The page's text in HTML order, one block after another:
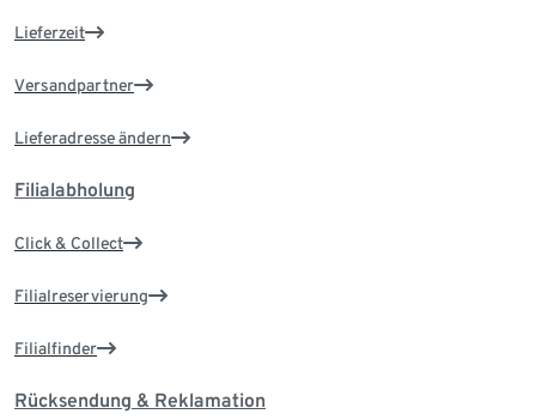
Lieferzeit
Versandpartner
Lieferadresse ändern
Filialabholung
Click & Collect
Filialreservierung
Filialfinder
Rücksendung & Reklamation